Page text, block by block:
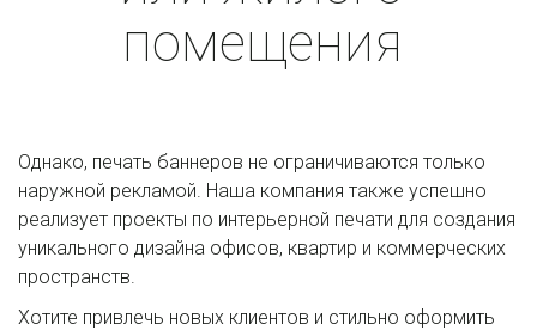
помещения
Однако, печать баннеров не ограничиваются только
наружной рекламой. Наша компания также успешно
реализует проекты по интерьерной печати для создания
уникального дизайна офисов, квартир и коммерческих
пространств.
Хотите привлечь новых клиентов и стильно оформить